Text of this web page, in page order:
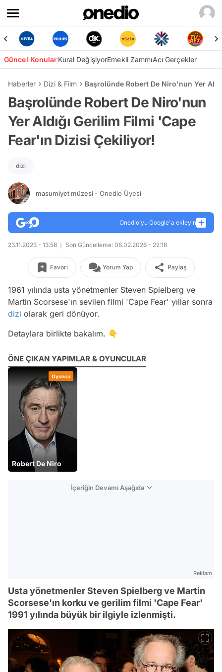
Güncel KonularKural DeğişiyorEmekli ZammıAcı Gerçekler
Haberler Dizi & Film Başrolünde Robert De Niro'nun Yer
Başrolünde Robert De Niro'nun
Yer Aldığı Gerilim Filmi 'Cape
Fear'ın Dizisi Çekiliyor!
dizi
masumiyet müzesi - Onedio Üyesi
Onedio’yu Google'a ekleyin
23.11.2023 - 13:58 Son Güncelleme: 06.02.2026 - 22:18
Favori Yorum Yap Paylaş
1961 yılında usta yönetmenler Steven Spielberg ve
Martin Scorsese'ın sevilen filmi 'Cape Fear' yıllar sonra
dizi olarak geri dönüyor.
Detaylara birlikte bakalım. 👇
ÖNE ÇIKAN YAPIMLAR & OYUNCULAR
Oyuncu
Robert De Niro
İçeriğin Devamı Aşağıda
Reklam
Usta yönetmenler Steven Spielberg ve Martin
Scorsese'ın korku ve gerilim filmi 'Cape Fear'
1991 yılında büyük bir ilgiyle izlenmişti.